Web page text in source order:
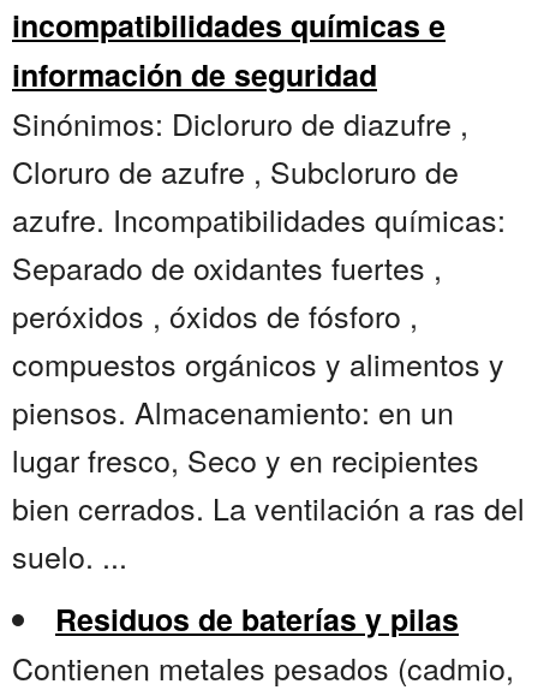
incompatibilidades químicas e
información de seguridad
Sinónimos: Dicloruro de diazufre ,
Cloruro de azufre , Subcloruro de
azufre. Incompatibilidades químicas:
Separado de oxidantes fuertes ,
peróxidos , óxidos de fósforo ,
compuestos orgánicos y alimentos y
piensos. Almacenamiento: en un
lugar fresco, Seco y en recipientes
bien cerrados. La ventilación a ras del
suelo. ...
Residuos de baterías y pilas
Contienen metales pesados (cadmio,